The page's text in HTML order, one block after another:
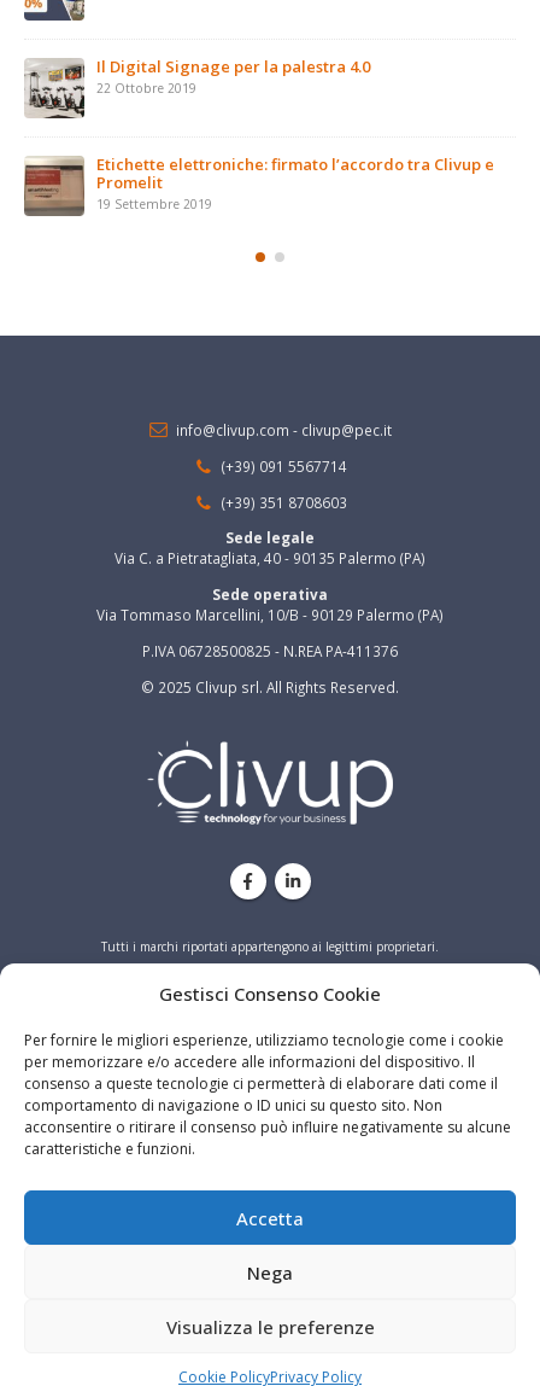
Gestisci Consenso Cookie
Per fornire le migliori esperienze, utilizziamo tecnologie come i cookie
per memorizzare e/o accedere alle informazioni del dispositivo. Il
consenso a queste tecnologie ci permetterà di elaborare dati come il
comportamento di navigazione o ID unici su questo sito. Non
acconsentire o ritirare il consenso può influire negativamente su alcune
caratteristiche e funzioni.
Accetta
Nega
Visualizza le preferenze
Cookie PolicyPrivacy Policy
Save the date: il 16 marzo a Palermo l’Arduino Day
2019
info@clivup.com-clivup@pec.it
Sede legale
Via C. a Pietratagliata, 40 - 90135 Palermo (PA)
Sede operativa
Via Tommaso Marcellini, 10/B - 90129 Palermo (PA)
P.IVA 06728500825 - N.REA PA-411376
© 2025 Clivup srl. All Rights Reserved.
PRIVACY COOKIE